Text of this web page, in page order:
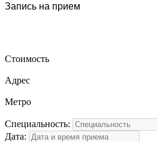
Запись на прием
Стоимость
Адрес
Метро
Специальность:
Дата: